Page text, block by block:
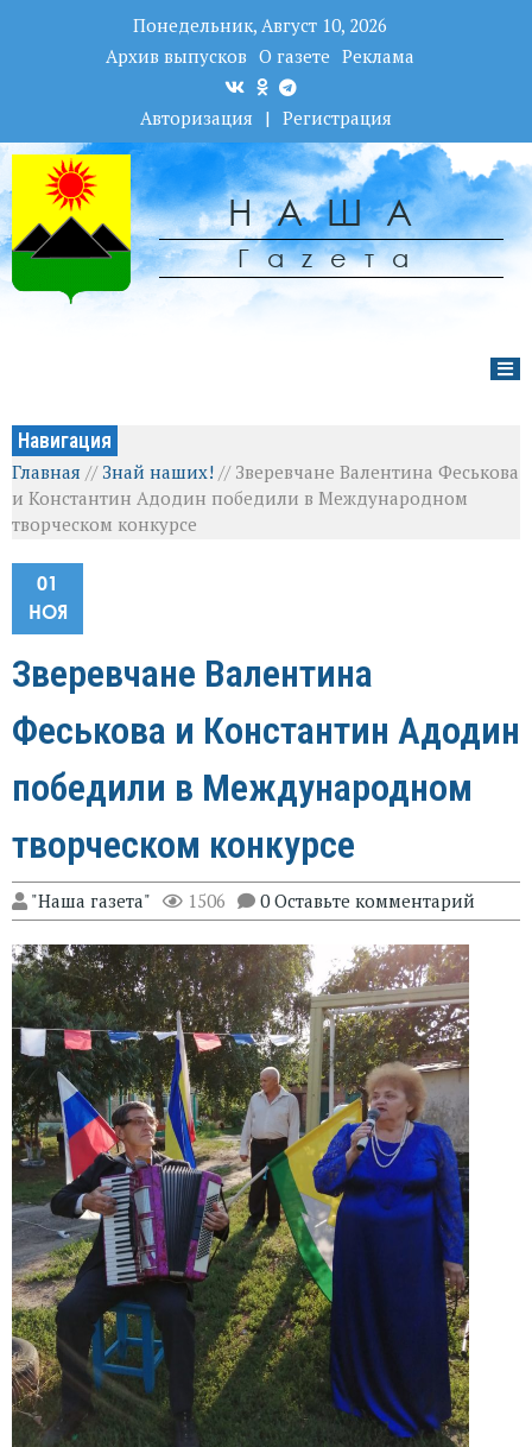
Понедельник, Август 10, 2026
Архив выпусков О газете Реклама
Авторизация | Регистрация
НАША
Гаzета
Навигация
Главная // Знай наших! // Зверевчане Валентина Феськова
и Константин Адодин победили в Международном
творческом конкурсе
01
НОЯ
Зверевчане Валентина
Феськова и Константин Адодин
победили в Международном
творческом конкурсе
"Наша газета" 1506 0 Оставьте комментарий